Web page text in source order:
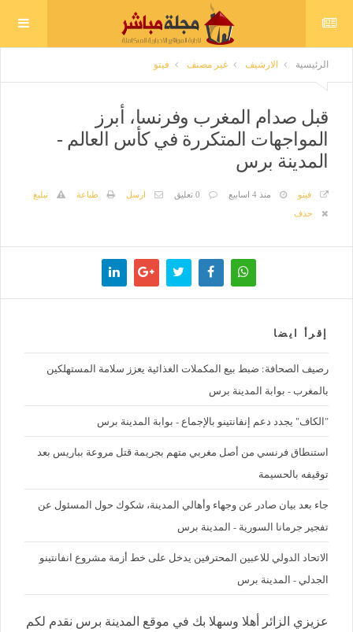
الرئيسية الارشيف غير مصنف فيتو
قبل صدام المغرب وفرنسا، أبرز
المواجهات المتكررة في كأس العالم -
المدينة برس
فيتو منذ 4 اسابيع 0 تعليق ارسل طباعة
تبليغ
حذف
إقرأ ايضا
رصيف الصحافة: ضبط بيع المكملات الغذائية يعزز سلامة المستهلكين
بالمغرب - بوابة المدينة برس
"الكاف" يجدد دعم إنفانتينو بالإجماع - بوابة المدينة برس
استنطاق فرنسي من أصل مغربي متهم بجريمة قتل مروعة بباريس بعد
توقيفه بالحسيمة
جاء بعد بيان صادر عن وجهاء وأهالي المدينة، شكوك حول المسئول عن
تفجير جرمانا السورية - المدينة برس
الاتحاد الدولي للاعبين المحترفين يدخل على خط أزمة مشروع انفانتينو
الجدلي - المدينة برس
عزيزي الزائر أهلا وسهلا بك في موقع المدينة برس نقدم لكم